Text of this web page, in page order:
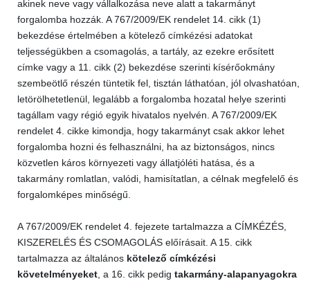
akinek neve vagy vállalkozása neve alatt a takarmányt
forgalomba hozzák. A 767/2009/EK rendelet 14. cikk (1)
bekezdése értelmében a kötelező címkézési adatokat
teljességükben a csomagolás, a tartály, az ezekre erősített
címke vagy a 11. cikk (2) bekezdése szerinti kísérőokmány
szembeötlő részén tüntetik fel, tisztán láthatóan, jól olvashatóan,
letörölhetetlenül, legalább a forgalomba hozatal helye szerinti
tagállam vagy régió egyik hivatalos nyelvén. A 767/2009/EK
rendelet 4. cikke kimondja, hogy takarmányt csak akkor lehet
forgalomba hozni és felhasználni, ha az biztonságos, nincs
közvetlen káros környezeti vagy állatjóléti hatása, és a
takarmány romlatlan, valódi, hamisítatlan, a célnak megfelelő és
forgalomképes minőségű.
A 767/2009/EK rendelet 4. fejezete tartalmazza a CÍMKÉZÉS,
KISZERELÉS ÉS CSOMAGOLÁS előírásait. A 15. cikk
tartalmazza az általános kötelező címkézési
követelményeket, a 16. cikk pedig takarmány-alapanyagokra